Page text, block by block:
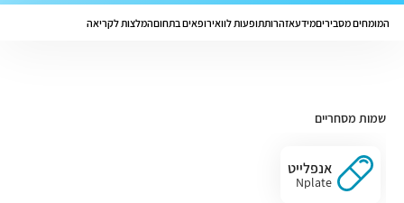
המומחים מסביריםמידעאזהרותתופעות לוואירופאים בתחוםהמלצות לקריאה
שמות מסחריים
אנפלייט
Nplate